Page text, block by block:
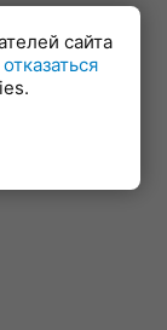
сайта
отказаться